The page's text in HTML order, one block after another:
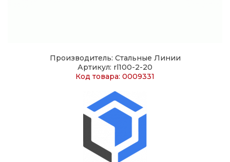
Производитель: Стальные Линии
Артикул: rl100-2-20
Код товара: 0009331